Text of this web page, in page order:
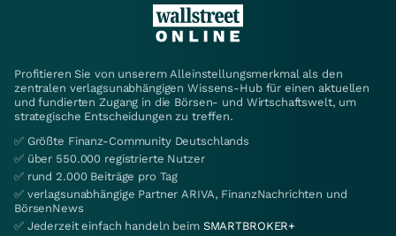
Profitieren Sie von unserem Alleinstellungsmerkmal als den
zentralen verlagsunabhängigen Wissens-Hub für einen aktuellen
und fundierten Zugang in die Börsen- und Wirtschaftswelt, um
strategische Entscheidungen zu treffen.
✅ Größte Finanz-Community Deutschlands
✅ über 550.000 registrierte Nutzer
✅ rund 2.000 Beiträge pro Tag
✅ verlagsunabhängige Partner ARIVA, FinanzNachrichten und
BörsenNews
✅ Jederzeit einfach handeln beim SMARTBROKER+